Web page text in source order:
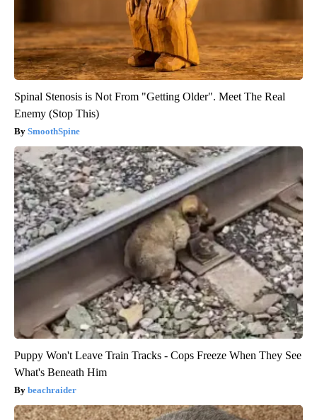
Spinal Stenosis is Not From "Getting Older". Meet The Real
Enemy (Stop This)
SmoothSpine
Puppy Won't Leave Train Tracks - Cops Freeze When They See
What's Beneath Him
beachraider